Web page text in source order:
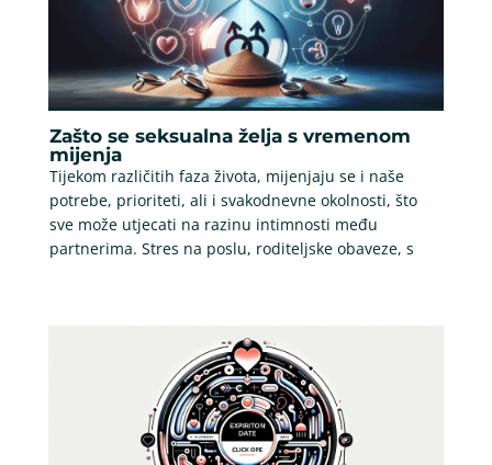
Zašto se seksualna želja s vremenom
mijenja
Tijekom različitih faza života, mijenjaju se i naše
potrebe, prioriteti, ali i svakodnevne okolnosti, što
sve može utjecati na razinu intimnosti među
partnerima. Stres na poslu, roditeljske obaveze, s